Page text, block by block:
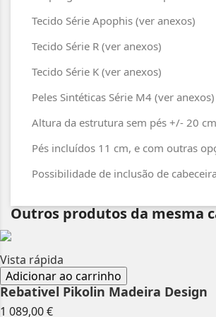
Tecido Série Apophis (ver anexos)
Tecido Série R (ver anexos)
Tecido Série K (ver anexos)
Peles Sintéticas Série M4 (ver anexos)
Altura da estrutura sem pés +/- 20
Pés incluídos 11 cm, e com outras
Possibilidade de inclusão de
Outros produtos da mesma
Vista rápida
Adicionar ao carrinho
Rebativel Pikolin Madeira Design
1 089,00 €Preço